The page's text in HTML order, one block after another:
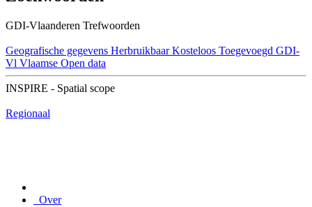
GDI-Vlaanderen Trefwoorden
Geografische gegevens Herbruikbaar Kosteloos Toegevoegd GDI-
Vl Vlaamse Open data
INSPIRE - Spatial scope
Regionaal
Over